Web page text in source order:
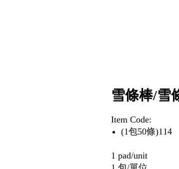
雪條棒/雪
Item Code:
(1包50條)114
1 pad/unit